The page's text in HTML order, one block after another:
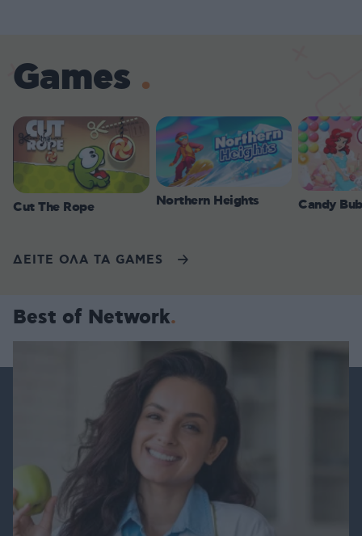
Games
Cut The Rope Northern Heights Candy
ΔΕΙΤΕ ΟΛΑ ΤΑ GAMES
Best of Network